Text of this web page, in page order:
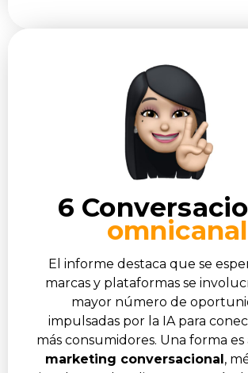
6
omnicanal
El informe destaca que se
marcas y plataformas se
mayor número de
impulsadas por la IA para
más consumidores. Una forma es
marketing conversacional,